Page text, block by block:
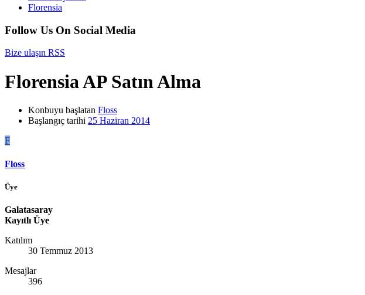
Florensia
Follow Us On Social Media
Bize ulaşın RSS
Florensia AP Satın Alma
Konbuyu başlatan Floss
Başlangıç tarihi 25 Haziran 2014
F
Floss
Üye
Galatasaray
Kayıtlı Üye
Katılım
30 Temmuz 2013
Mesajlar
396